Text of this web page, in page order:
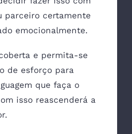
parceiro certamente
emocionalmente.
e permita-se
de esforço para
que faça o
isso reascenderá a